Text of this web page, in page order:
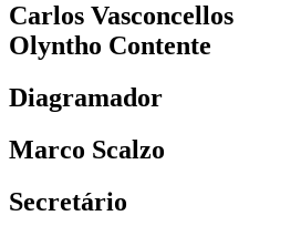
Carlos Vasconcellos
Olyntho Contente
Diagramador
Marco Scalzo
Secretário